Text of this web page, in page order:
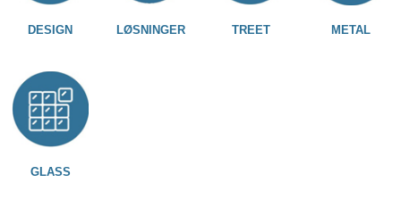
DESIGN LØSNINGER TREET METAL
GLASS